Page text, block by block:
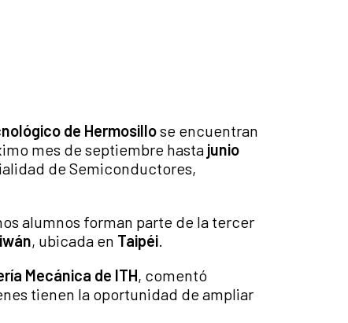
de Hermosillose encuentran
mes de septiembre hasta junio
de Semiconductores,
alumnos forman parte de la tercer
, ubicada en Taipéi.
Mecánica de ITH, comentó
tienen la oportunidad de ampliar